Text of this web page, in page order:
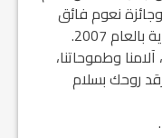
1983 وجائزة “أيكولوف” عام 2000 وجائزة نعوم فائق
2007.
وطموحاتنا،
روحك بسلام